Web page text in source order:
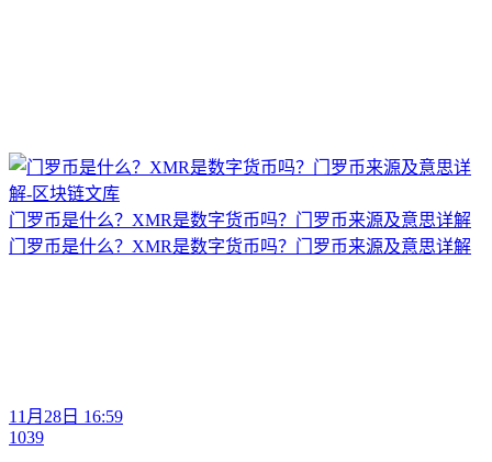
门罗币是什么？XMR是数字货币吗？门罗币来源及意思详解
门罗币是什么？XMR是数字货币吗？门罗币来源及意思详解
11月28日 16:59
1039